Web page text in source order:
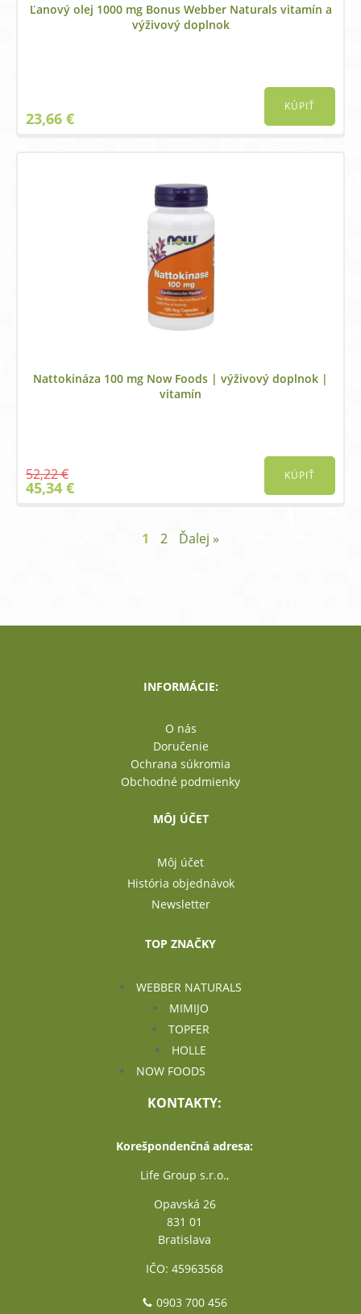
Ľanový olej 1000 mg Bonus Webber Naturals vitamín a
výživový doplnok
23,66 €
KÚPIŤ
Nattokináza 100 mg Now Foods | výživový doplnok |
vitamín
52,22€
Original
price
45,34 €Current
price
KÚPIŤ
1 2 Ďalej »
INFORMÁCIE:
O nás
Doručenie
Ochrana súkromia
Obchodné podmienky
MÔJ ÚČET
Môj účet
História objednávok
Newsletter
TOP ZNAČKY
WEBBER NATURALS
MIMIJO
TOPFER
HOLLE
NOW FOODS
KONTAKTY:
Korešpondenčná adresa:
Life Group s.r.o.,
Opavská 26
831 01
Bratislava
IČO: 45963568
0903 700 456